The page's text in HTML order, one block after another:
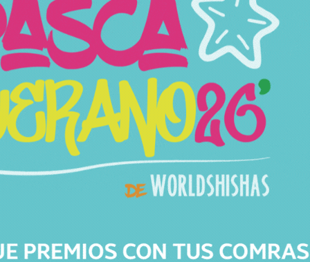
Productos relacionados
Productos relacionados con BOQUILLA 3D ESTATUA
Todos los productos